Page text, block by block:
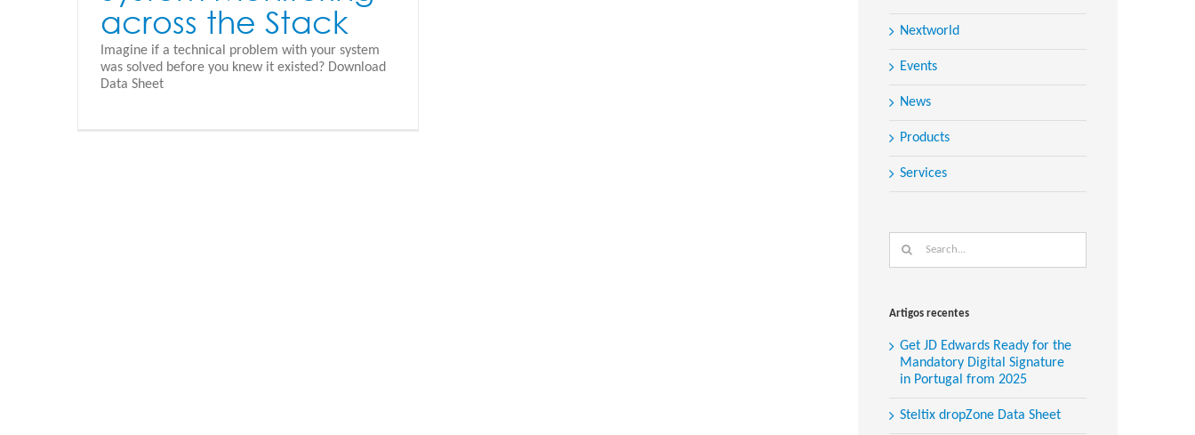
across the Stack
Imagine if a technical problem with your system
was solved before you knew it existed? Download
Data Sheet
Nextworld
Events
News
Products
Services
for:
Artigos recentes
Get JD Edwards Ready for the
Mandatory Digital Signature
in Portugal from 2025
Steltix dropZone Data Sheet